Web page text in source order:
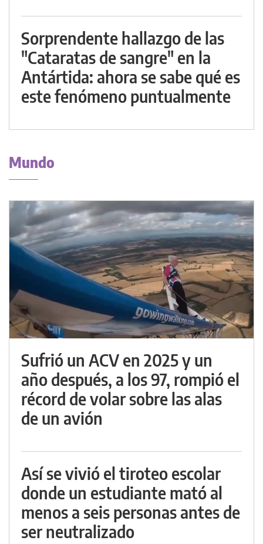
Sorprendente hallazgo de las
"Cataratas de sangre" en la
Antártida: ahora se sabe qué es
este fenómeno puntualmente
Mundo
Sufrió un ACV en 2025 y un
año después, a los 97, rompió el
récord de volar sobre las alas
de un avión
Así se vivió el tiroteo escolar
donde un estudiante mató al
menos a seis personas antes de
ser neutralizado